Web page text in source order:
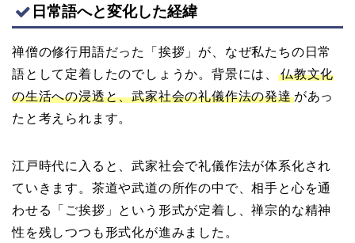
日常語へと変化した経緯
禅僧の修行用語だった「挨拶」が、なぜ私たちの日常
語として定着したのでしょうか。背景には、
仏教文化
の生活への浸透と、武家社会の礼儀作法の発達があっ
たと考えられます。
江戸時代に入ると、武家社会で礼儀作法が体系化され
ていきます。茶道や武道の所作の中で、相手と心を通
わせる「ご挨拶」という形式が定着し、禅宗的な精神
性を残しつつも形式化が進みました。